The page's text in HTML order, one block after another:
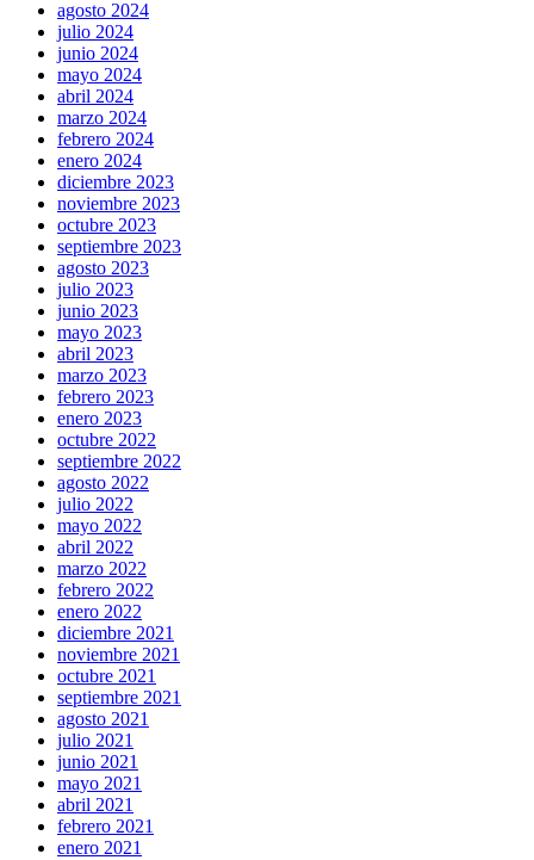
agosto 2024
julio 2024
junio 2024
mayo 2024
abril 2024
marzo 2024
febrero 2024
enero 2024
diciembre 2023
noviembre 2023
octubre 2023
septiembre 2023
agosto 2023
julio 2023
junio 2023
mayo 2023
abril 2023
marzo 2023
febrero 2023
enero 2023
octubre 2022
septiembre 2022
agosto 2022
julio 2022
mayo 2022
abril 2022
marzo 2022
febrero 2022
enero 2022
diciembre 2021
noviembre 2021
octubre 2021
septiembre 2021
agosto 2021
julio 2021
junio 2021
mayo 2021
abril 2021
febrero 2021
enero 2021